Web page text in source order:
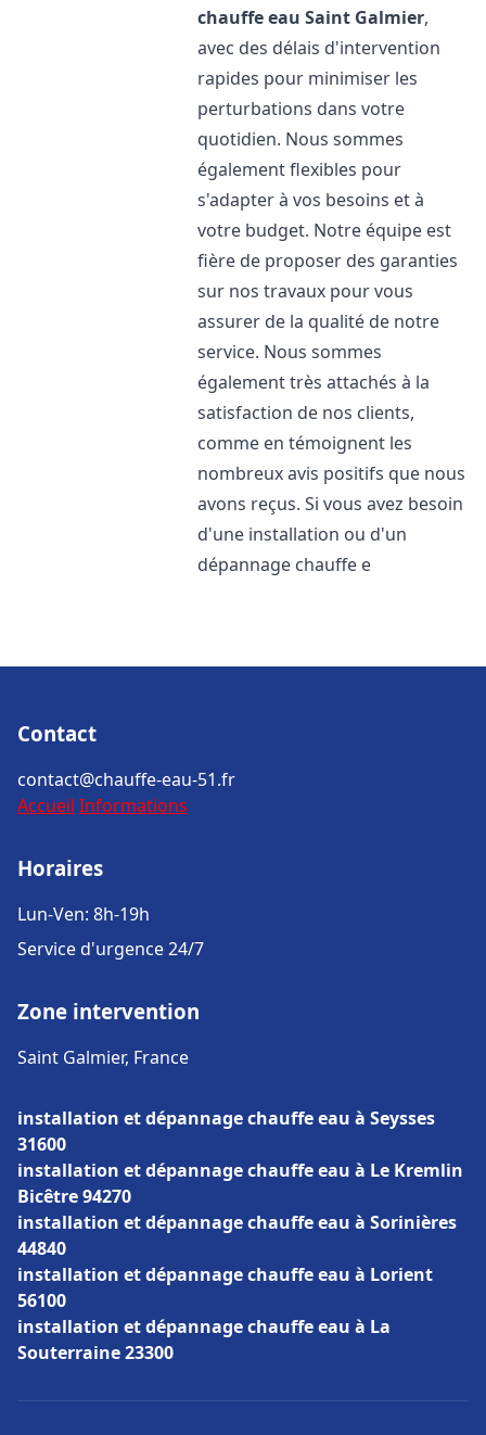
chauffe eau Saint Galmier,
avec des délais d'intervention
rapides pour minimiser les
perturbations dans votre
quotidien. Nous sommes
également flexibles pour
s'adapter à vos besoins et à
votre budget. Notre équipe est
fière de proposer des garanties
sur nos travaux pour vous
assurer de la qualité de notre
service. Nous sommes
également très attachés à la
satisfaction de nos clients,
comme en témoignent les
nombreux avis positifs que nous
avons reçus. Si vous avez besoin
d'une installation ou d'un
dépannage chauffe e
Contact
contact@chauffe-eau-51.fr
Accueil Informations
Horaires
Lun-Ven: 8h-19h
Service d'urgence 24/7
Zone intervention
Saint Galmier, France
installation et dépannage chauffe eau à Seysses
31600
installation et dépannage chauffe eau à Le Kremlin
Bicêtre 94270
installation et dépannage chauffe eau à Sorinières
44840
installation et dépannage chauffe eau à Lorient
56100
installation et dépannage chauffe eau à La
Souterraine 23300